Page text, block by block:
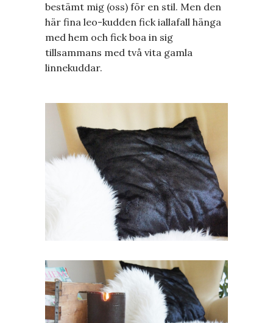
bestämt mig (oss) för en stil. Men den
här fina leo-kudden fick iallafall hänga
med hem och fick boa in sig
tillsammans med två vita gamla
linnekuddar.